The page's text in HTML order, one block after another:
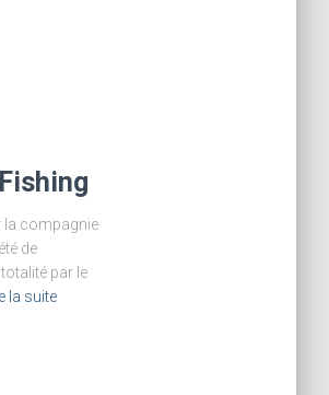
la compagnie
de
par le
la suite